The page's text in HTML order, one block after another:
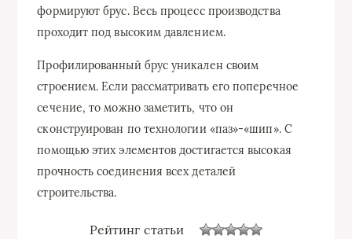
формируют брус. Весь процесс производства
проходит под высоким давлением.
Профилированный брус уникален своим
строением. Если рассматривать его поперечное
сечение, то можно заметить, что он
сконструирован по технологии «паз»-«шип». С
помощью этих элементов достигается высокая
прочность соединения всех деталей
строительства.
Рейтинг статьи